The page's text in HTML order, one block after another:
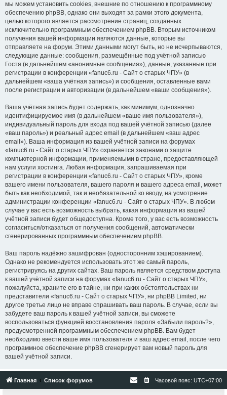
мы можем установить cookies, внешние по отношению к программному
обеспечению phpBB, однако они выходят за рамки этого документа,
целью которого является рассмотрение страниц, созданных
исключительно программным обеспечением phpBB. Вторым источником
получения вашей информации являются данные, которые вы
отправляете на форум. Этими данными могут быть, но не исчерпываются,
следующие данные: сообщения, размещённые под учётной записью
Гостя (в дальнейшем «анонимные сообщения»), данные, указанные при
регистрации в конференции «fanuc6.ru - Сайт о старых ЧПУ» (в
дальнейшем «ваша учётная запись») и сообщения, оставленные вами
после регистрации и авторизации (в дальнейшем «ваши сообщения»).
Ваша учётная запись будет содержать, как минимум, однозначно
идентифицируемое имя (в дальнейшем «ваше имя пользователя»),
индивидуальный пароль для входа под вашей учётной записью (далее
«ваш пароль») и реальный адрес email (в дальнейшем «ваш адрес
email»). Ваша информация из вашей учётной записи на форумах
«fanuc6.ru - Сайт о старых ЧПУ» охраняется законами о защите
компьютерной информации, применяемыми в стране, предоставляющей
нам услуги хостинга. Любая информация, запрашиваемая при
регистрации в конференции «fanuc6.ru - Сайт о старых ЧПУ», кроме
вашего имени пользователя, вашего пароля и вашего адреса email, может
быть как необходимой, так и необязательной ко вводу, на усмотрение
администрации конференции «fanuc6.ru - Сайт о старых ЧПУ». В любом
случае у вас есть возможность выбрать, какая информация из вашей
учётной записи будет общедоступна. Кроме того, у вас есть возможность
согласиться/отказаться от получения сообщений, автоматически
сгенерированных программным обеспечением phpBB.
Ваш пароль надёжно зашифрован (односторонним хэшированием).
Однако не рекомендуется использовать этот же самый пароль,
регистрируясь на других сайтах. Ваш пароль является средством доступа
к вашей учётной записи на форумах «fanuc6.ru - Сайт о старых ЧПУ»,
пожалуйста, храните его в тайне, ни при каких обстоятельствах ни
представители «fanuc6.ru - Сайт о старых ЧПУ», ни phpBB Limited, ни
другое третье лицо не вправе спрашивать ваш пароль. В случае, если вы
забудете ваш пароль к вашей учётной записи, вы сможете
воспользоваться функцией восстановления пароля «Забыли пароль?»,
предусмотренной программным обеспечением phpBB. Вам будет
необходимо ввести ваше имя пользователя и ваш адрес email, после чего
программное обеспечение phpBB сгенерирует вам новый пароль для
вашей учётной записи.
Главная Список форумов Часовой пояс: UTC+07:00